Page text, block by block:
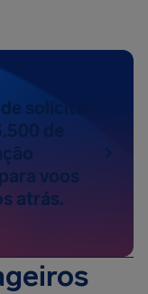
solicitar
de
voos
atrás.